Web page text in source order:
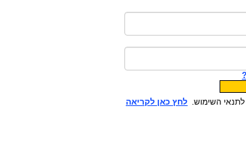
השימוש. לחץ כאן לקריאה